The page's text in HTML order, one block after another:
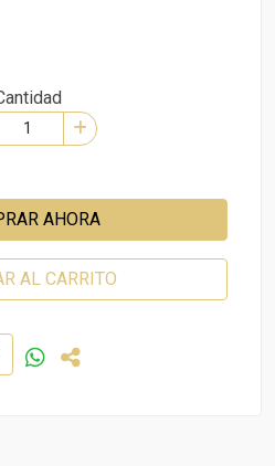
AHORA
AL CARRITO